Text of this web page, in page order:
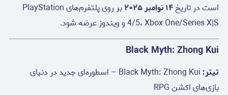
است در تاریخ۱۴ نوامبر ۲۰۲۵
بر روی پلتفرم‌های PlayStation
4/5، Xbox One/Series X|S و ویندوز عرضه شود.
Black Myth: Zhong Kui
تیتر:
Black Myth: Zhong Kui – اسطوره‌ای جدید در دنیای
بازی‌های اکشن RPG